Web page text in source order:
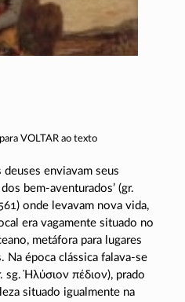
VOLTAR ao texto
enviavam seus
bem-aventurados’ (gr.
onde levavam nova vida,
era vagamente situado no
metáfora para lugares
Na época clássica falava-se
sg.Ἠλύσιον πέδιον), prado
situado igualmente na